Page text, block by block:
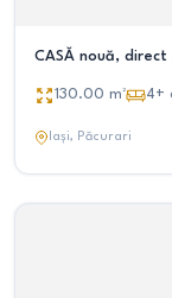
CASĂ nouă,
130.00 m² 4+
Iași, Păcurari